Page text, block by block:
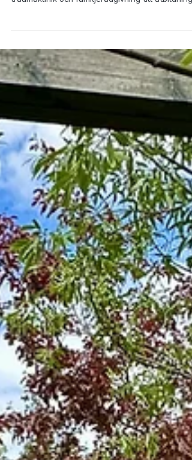
Här får du en samlad bild av Vårsta diakonis
traumaklinik och familjerådgivning till
överblick över vårt arbete och vårt uppdrag att
bidra till medmänsklighet och stöd för
olika skeden av livet. Här kan du ladda ned den.